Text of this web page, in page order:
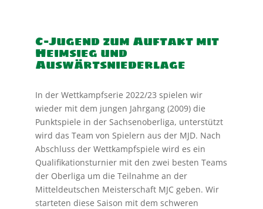
C-Jugend zum Auftakt mit
Heimsieg und
Auswärtsniederlage
In der Wettkampfserie 2022/23 spielen wir
wieder mit dem jungen Jahrgang (2009) die
Punktspiele in der Sachsenoberliga, unterstützt
wird das Team von Spielern aus der MJD. Nach
Abschluss der Wettkampfspiele wird es ein
Qualifikationsturnier mit den zwei besten Teams
der Oberliga um die Teilnahme an der
Mitteldeutschen Meisterschaft MJC geben. Wir
starteten diese Saison mit dem schweren